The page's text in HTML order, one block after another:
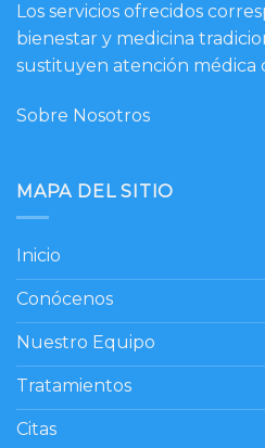
Los servicios ofrecidos
bienestar y medicina
sustituyen atención médica
Sobre Nosotros
MAPA DEL SITIO
Inicio
Conócenos
Nuestro Equipo
Tratamientos
Citas